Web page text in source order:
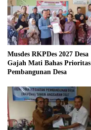
Musdes RKPDes 2027 Desa
Gajah Mati Bahas Prioritas
Pembangunan Desa